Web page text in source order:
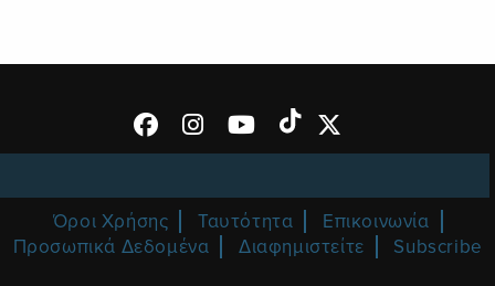
Όροι Χρήσης Ταυτότητα
Επικοινωνία
Προσωπικά Δεδομένα
Διαφημιστείτε Subscribe